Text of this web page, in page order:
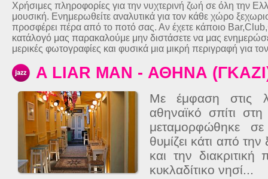
Χρήσιμες πληροφορίες για την νυχτερινή ζωή σε όλη την
μουσική. Ενημερωθείτε αναλυτικά για τον κάθε χώρο
προσφέρει πέρα από το ποτό σας. Αν έχετε κάποιο
κατάλογό μας παρακαλούμε μην διστάσετε να μας
μερικές φωτογραφίες και φυσικά μια μικρή περιγραφή για
A LIAR MAN - ΑΘΗΝΑ
Με έμφαση στις
αθηναϊκό σπίτι
μεταμορφώθηκε
θυμίζει κάτι από
και την
κυκλαδίτικο νησί...